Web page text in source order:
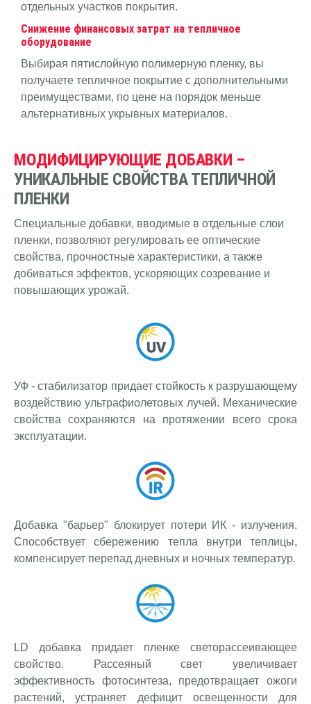
отдельных участков покрытия.
Снижение финансовых затрат на тепличное
оборудование
Выбирая пятислойную полимерную пленку, вы
получаете тепличное покрытие с дополнительными
преимуществами, по цене на порядок меньше
альтернативных укрывных материалов.
МОДИФИЦИРУЮЩИЕ ДОБАВКИ –
УНИКАЛЬНЫЕ СВОЙСТВА ТЕПЛИЧНОЙ
ПЛЕНКИ
Специальные добавки, вводимые в отдельные слои
пленки, позволяют регулировать ее оптические
свойства, прочностные характеристики, а также
добиваться эффектов, ускоряющих созревание и
повышающих урожай.
УФ - стабилизатор придает стойкость к разрушающему
воздействию ультрафиолетовых лучей. Механические
свойства сохраняются на протяжении всего срока
эксплуатации.
Добавка "барьер" блокирует потери ИК - излучения.
Способствует сбережению тепла внутри теплицы,
компенсирует перепад дневных и ночных температур.
LD добавка придает пленке светорассеивающее
свойство. Рассеяный свет увеличивает
эффективность фотосинтеза, предотвращает ожоги
растений, устраняет дефицит освещенности для